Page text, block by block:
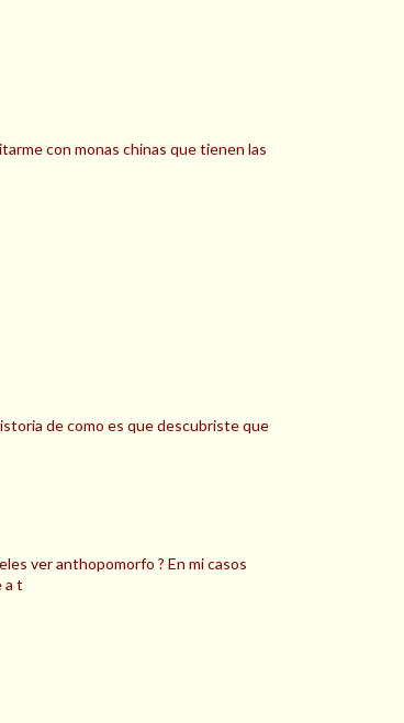
con monas chinas que tienen las
de como es que descubriste que
ver anthopomorfo ? En mi casos
a t